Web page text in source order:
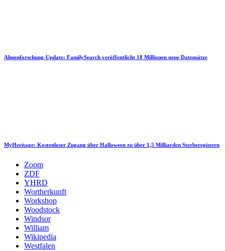
Ahnenforschung-Update: FamilySearch veröffentlicht 18 Millionen neue Datensätze
MyHeritage: Kostenloser Zugang über Halloween zu über 1,5 Milliarden Sterberegistern
Zoom
ZDF
YHRD
Wortherkunft
Workshop
Woodstock
Windsor
William
Wikipedia
Westfalen